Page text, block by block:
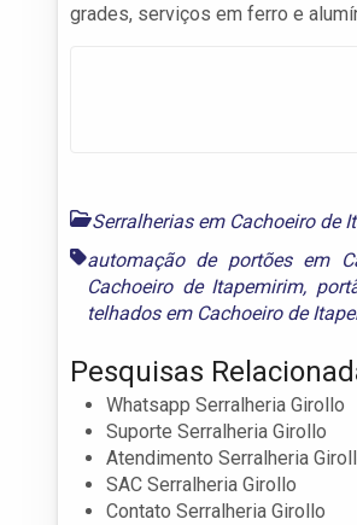
grades, serviços em ferro e
Serralherias em Cachoeiro de
automação de portões em
Cachoeiro de Itapemirim,
telhados em Cachoeiro de
Pesquisas
Whatsapp Serralheria Girollo
Suporte Serralheria Girollo
Atendimento Serralheria
SAC Serralheria Girollo
Contato Serralheria Girollo